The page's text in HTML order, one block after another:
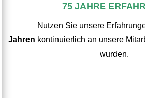
75 JAHRE
Nutzen Sie unsere
Jahren kontinuierlich an unsere
wurden.